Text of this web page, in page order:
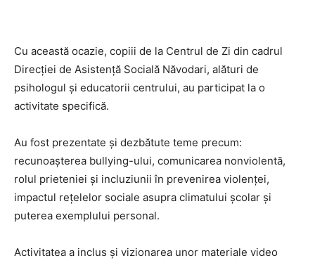
Cu această ocazie, copiii de la Centrul de Zi din cadrul
Direcției de Asistență Socială Năvodari, alături de
psihologul și educatorii centrului, au participat la o
activitate specifică.
Au fost prezentate și dezbătute teme precum:
recunoașterea bullying-ului, comunicarea nonviolentă,
rolul prieteniei și incluziunii în prevenirea violenței,
impactul rețelelor sociale asupra climatului școlar și
puterea exemplului personal.
Activitatea a inclus și vizionarea unor materiale video